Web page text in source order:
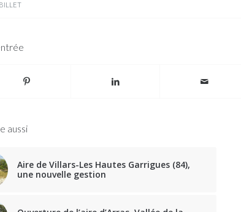
aussi
Aire de Villars-Les Hautes Garrigues (84),
une nouvelle gestion